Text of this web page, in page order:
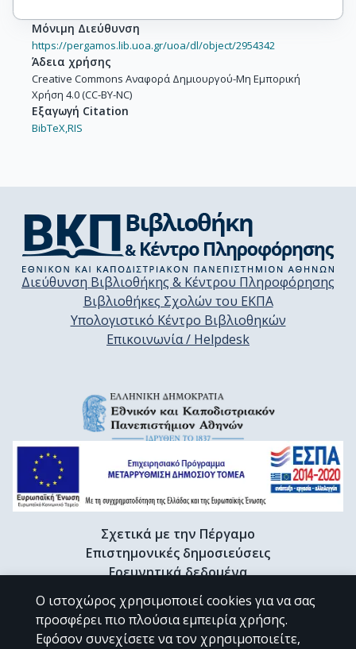
Μόνιμη Διεύθυνση
https://pergamos.lib.uoa.gr/uoa/dl/object/2954342
Άδεια χρήσης
Creative Commons Αναφορά Δημιουργού-Μη Εμπορική
Χρήση 4.0 (CC-BY-NC)
Εξαγωγή Citation
BibTeX,RIS
Διεύθυνση Βιβλιοθήκης & Κέντρου Πληροφόρησης
Βιβλιοθήκες Σχολών του ΕΚΠΑ
Υπολογιστικό Κέντρο Βιβλιοθηκών
Επικοινωνία / Helpdesk
Σχετικά με την Πέργαμο
Επιστημονικές δημοσιεύσεις
Ερευνητικά δεδομένα
Διδακτορικές διατριβές & Γκρίζα βιβλιογραφία
Προφίλ Ερευνητή
Ο ιστοχώρος χρησιμοποιεί cookies για να σας
προσφέρει πιο πλούσια εμπειρία χρήσης.
Εφόσον συνεχίσετε να τον χρησιμοποιείτε,